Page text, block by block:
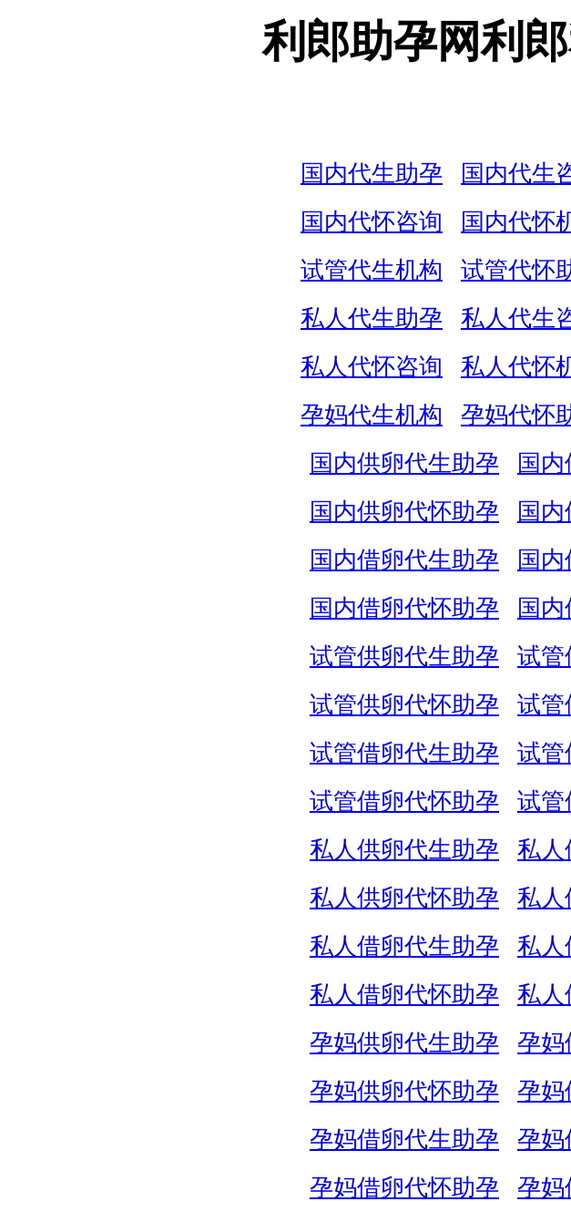
利郎助孕网利
国内代生助孕 国内代生
国内代怀咨询
国内代怀
试管代生机构
试管代怀
私人代生助孕
私人代生
私人代怀咨询
私人代怀
孕妈代生机构
孕妈代怀
国内供卵代生助孕
国
国内供卵代怀助孕
国
国内借卵代生助孕
国
国内借卵代怀助孕
国
试管供卵代生助孕
试管
试管供卵代怀助孕
试管
试管借卵代生助孕
试管
试管借卵代怀助孕
试管
私人供卵代生助孕
私人
私人供卵代怀助孕
私人
私人借卵代生助孕
私人
私人借卵代怀助孕
私人
孕妈供卵代生助孕
孕妈
孕妈供卵代怀助孕
孕妈
孕妈借卵代生助孕
孕妈
孕妈借卵代怀助孕
孕妈